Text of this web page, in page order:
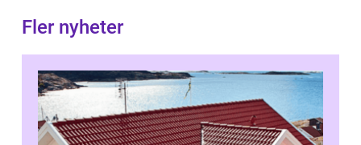
Fler nyheter